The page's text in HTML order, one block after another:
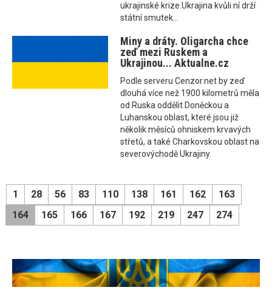
ukrajinské krize.Ukrajina kvůli ní drží
státní smutek...
Miny a dráty. Oligarcha chce
zeď mezi Ruskem a
Ukrajinou... Aktualne.cz
Podle serveru Cenzor.net by zeď
dlouhá více než 1900 kilometrů měla
od Ruska oddělit Doněckou a
Luhanskou oblast, které jsou již
několik měsíců ohniskem krvavých
střetů, a také Charkovskou oblast na
severovýchodě Ukrajiny.
1 28 56 83 110 138 161 162
163
164
165 166 167 192 219 247 274